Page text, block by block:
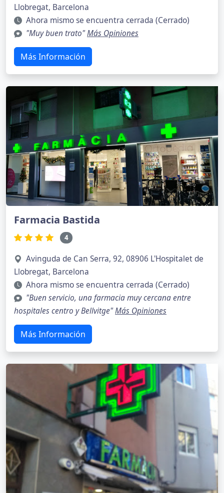
Llobregat, Barcelona
Ahora mismo se encuentra cerrada (Cerrado)
"Muy buen trato"Más Opiniones
Más Información
Farmacia Bastida
4
Avinguda de Can Serra, 92, 08906 L'Hospitalet de
Llobregat, Barcelona
Ahora mismo se encuentra cerrada (Cerrado)
"Buen servicio, una farmacia muy cercana entre
hospitales centro y Bellvitge"Más Opiniones
Más Información